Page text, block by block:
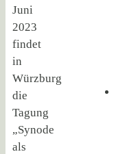
Juni
2023
findet
in
Würzburg
die
Tagung
„Synode
als